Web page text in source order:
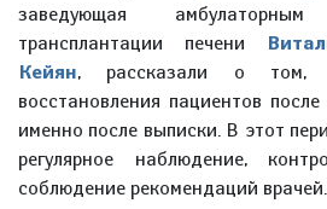
заведующая
трансплантации печени
Кейян, рассказали о том,
восстановления пациентов
именно после выписки. В этот
регулярное наблюдение,
соблюдение рекомендаций врачей.